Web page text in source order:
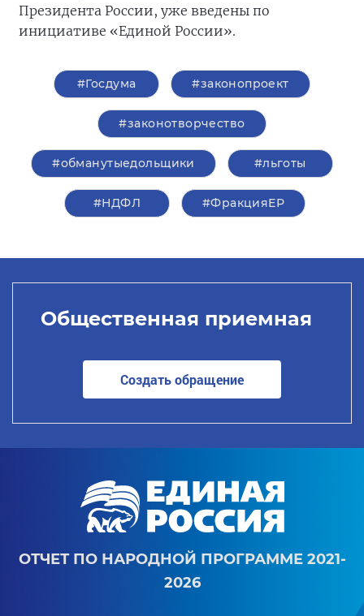
Президента России, уже введены по
инициативе «Единой России».
#Госдума #законопроект
#законотворчество
#обманутыедольщики #льготы
#НДФЛ #ФракцияЕР
Общественная приемная
Создать обращение
ОТЧЕТ ПО НАРОДНОЙ ПРОГРАММЕ 2021-
2026